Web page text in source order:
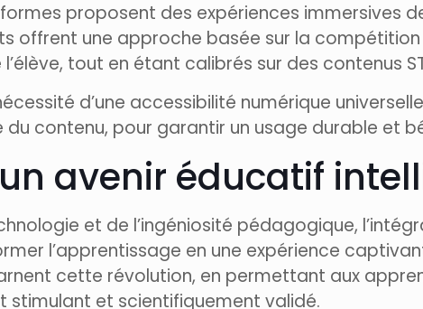
proposent des expériences immersives
offrent une approche basée sur la
tout en étant calibrés sur des contenus
d’une accessibilité numérique
du contenu, pour garantir un usage durable et
avenir éducatif
et de l’ingéniosité pédagogique,
l’apprentissage en une expérience
cette révolution, en permettant aux
stimulant et scientifiquement validé.